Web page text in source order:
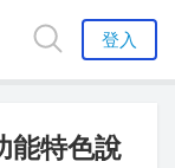
登入
能特色說